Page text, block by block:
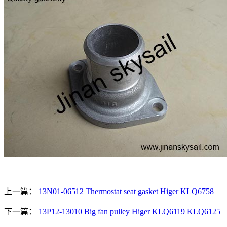
上一篇： 13N01-06512 Thermostat seat gasket Higer KLQ6758
下一篇： 13P12-13010 Big fan pulley Higer KLQ6119 KLQ6125